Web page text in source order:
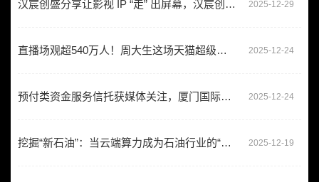
汉宸创盛分享让影视 IP “走” 出屏幕，汉宸创盛怎么样？ 2025-12-29
直播场观超540万人！周大生这场天猫超级首饰发布「有点东西」 2025-12-24
预付类资金服务信托获媒体关注，厦门国际信托《言而有信》专题访谈同步上线 2025-12-24
挖掘“新石油”：当云端算力成为石油行业的“新钻机” 2025-12-19